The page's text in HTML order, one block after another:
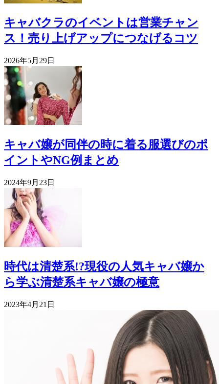
キャバクラのイベントは営業チャン
ス！売り上げアップにつなげるコツ
2026年5月29日
キャバ嬢が同伴の時に着る服選びのポ
イントやNG例まとめ
2024年9月23日
時代は清楚系!?現役の人気キャバ嬢か
ら学ぶ清楚系キャバ嬢の極意
2023年4月21日